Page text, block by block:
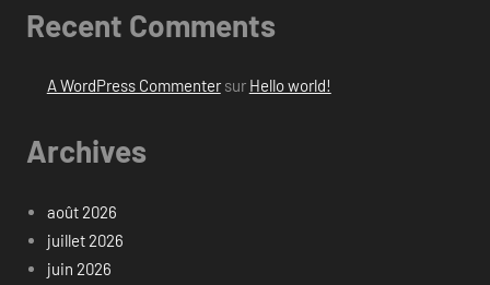
Recent Comments
A WordPress Commentersur Hello world!
Archives
août 2026
juillet 2026
juin 2026